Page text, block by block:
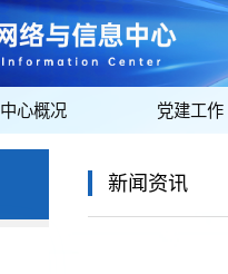
中心概况 党建工作
新闻资讯